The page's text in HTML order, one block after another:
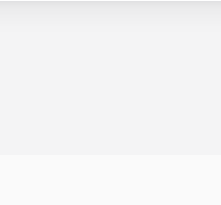
ャーズ/ジムビーム
・お湯割りも対応致します。